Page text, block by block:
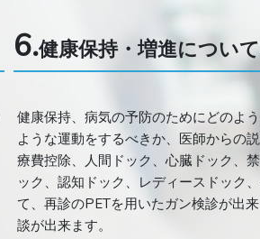
6.健康保持・増進につい
健康保持、病気の予防のためにどのよ
ような運動をするべきか、医師からの
療費控除、人間ドック、心臓ドック、
ック、認知ドック、レディースドック
て、再診のPETを用いたガン検診が出
談が出来ます。